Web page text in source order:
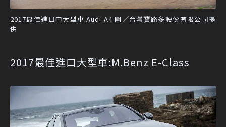
2017最佳進口中大型車:Audi A4 圖／台灣寶路多股份有限公司提
供
2017最佳進口大型車:M.Benz E-Class